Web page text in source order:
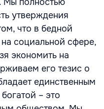
утверждения
что в бедной
социальной сфере,
экономить на
его тезис о
единственным
– это